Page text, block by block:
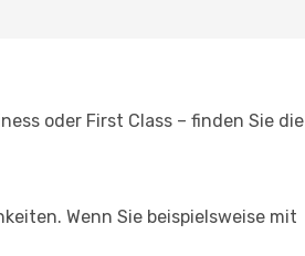
oder First Class – finden Sie die
Wenn Sie beispielsweise mit